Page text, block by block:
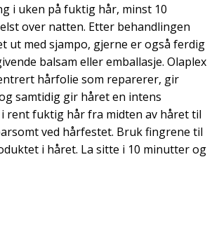
i uken på fuktig hår, minst 10
over natten. Etter behandlingen
ut med sjampo, gjerne er også ferdig
balsam eller emballasje. Olaplex
hårfolie som reparerer, gir
samtidig gir håret en intens
rent fuktig hår fra midten av håret til
ved hårfestet. Bruk fingrene til
i håret. La sitte i 10 minutter og